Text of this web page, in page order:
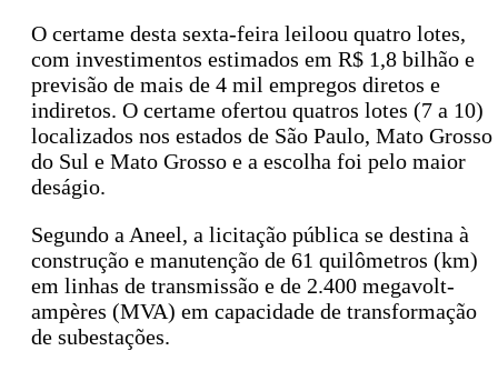
O certame desta sexta-feira leiloou quatro lotes,
com investimentos estimados em R$ 1,8 bilhão e
previsão de mais de 4 mil empregos diretos e
indiretos. O certame ofertou quatros lotes (7 a 10)
localizados nos estados de São Paulo, Mato Grosso
do Sul e Mato Grosso e a escolha foi pelo maior
deságio.
Segundo a Aneel, a licitação pública se destina à
construção e manutenção de 61 quilômetros (km)
em linhas de transmissão e de 2.400 megavolt-
ampères (MVA) em capacidade de transformação
de subestações.